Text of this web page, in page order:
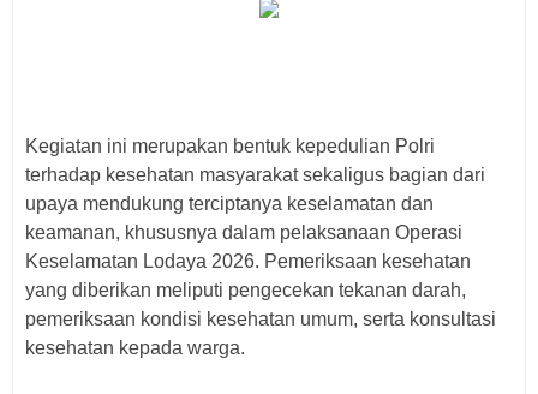
‎Kegiatan ini merupakan bentuk kepedulian Polri
terhadap kesehatan masyarakat sekaligus bagian dari
upaya mendukung terciptanya keselamatan dan
keamanan, khususnya dalam pelaksanaan Operasi
Keselamatan Lodaya 2026. Pemeriksaan kesehatan
yang diberikan meliputi pengecekan tekanan darah,
pemeriksaan kondisi kesehatan umum, serta konsultasi
kesehatan kepada warga.